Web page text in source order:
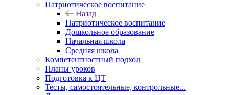
Патриотическое воспитание
Назад
Патриотическое воспитание
Дошкольное образование
Начальная школа
Средняя школа
Компетентностный подход
Планы уроков
Подготовка к ЦТ
Тесты, самостоятельные, контрольные...